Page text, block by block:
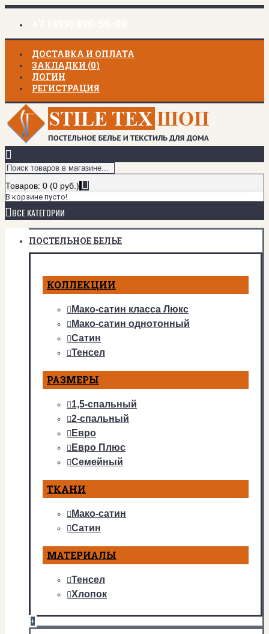
ДОСТАВКА И ОПЛАТА
ЗАКЛАДКИ (0)
ЛОГИН
РЕГИСТРАЦИЯ
Товаров: 0 (0 руб.)
В корзине пусто!
ВСЕ КАТЕГОРИИ
ПОСТЕЛЬНОЕ БЕЛЬЕ
КОЛЛЕКЦИИ
Мако-сатин класса Люкс
Мако-сатин однотонный
Сатин
Тенсел
РАЗМЕРЫ
1,5-спальный
2-спальный
Евро
Евро Плюс
Семейный
ТКАНИ
Мако-сатин
Сатин
МАТЕРИАЛЫ
Тенсел
Хлопок
+